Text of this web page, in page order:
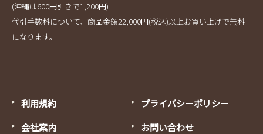
(沖縄は600円引きで1,200円)
代引手数料について、商品金額22,000円(税込)以上お買い上げで無料
になります。
利用規約
プライバシーポリシー
会社案内
お問い合わせ